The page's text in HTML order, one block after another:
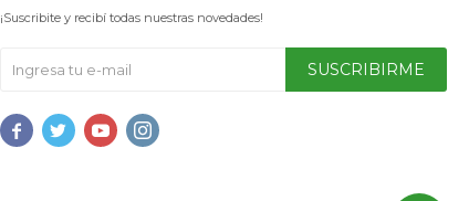
¡Suscribite y recibí todas nuestras novedades!
SUSCRIBIRME
   